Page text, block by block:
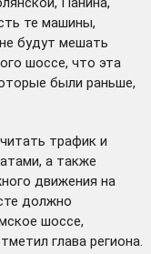
те машины,
будут мешать
шоссе, что эта
были раньше,
трафик и
а также
движения на
должно
шоссе,
глава региона.